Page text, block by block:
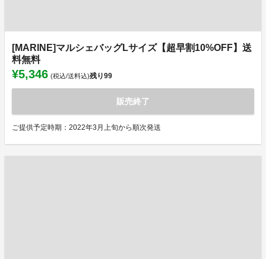
[MARINE]マルシェバッグLサイズ【超早割10%OFF】送
料無料
¥5,346 (税込/送料込)残り99
販売終了
ご提供予定時期：2022年3月上旬から順次発送